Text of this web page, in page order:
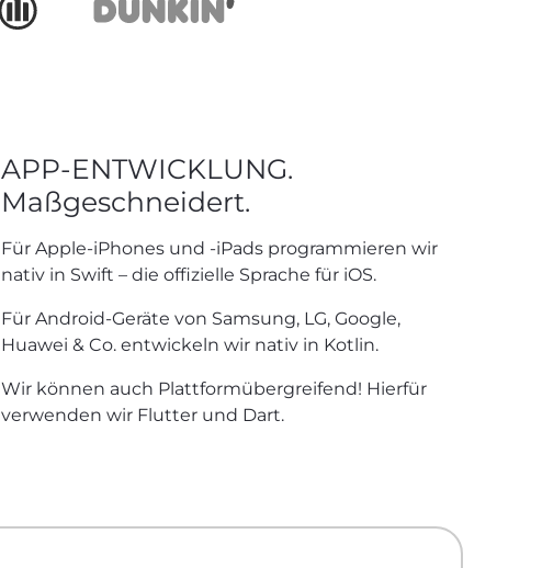
APP-ENTWICKLUNG.
Maßgeschneidert.
Für Apple-iPhones und -iPads programmieren wir
nativ in Swift – die offizielle Sprache für iOS.
Für Android-Geräte von Samsung, LG, Google,
Huawei & Co. entwickeln wir nativ in Kotlin.
Wir können auch Plattformübergreifend! Hierfür
verwenden wir Flutter und Dart.